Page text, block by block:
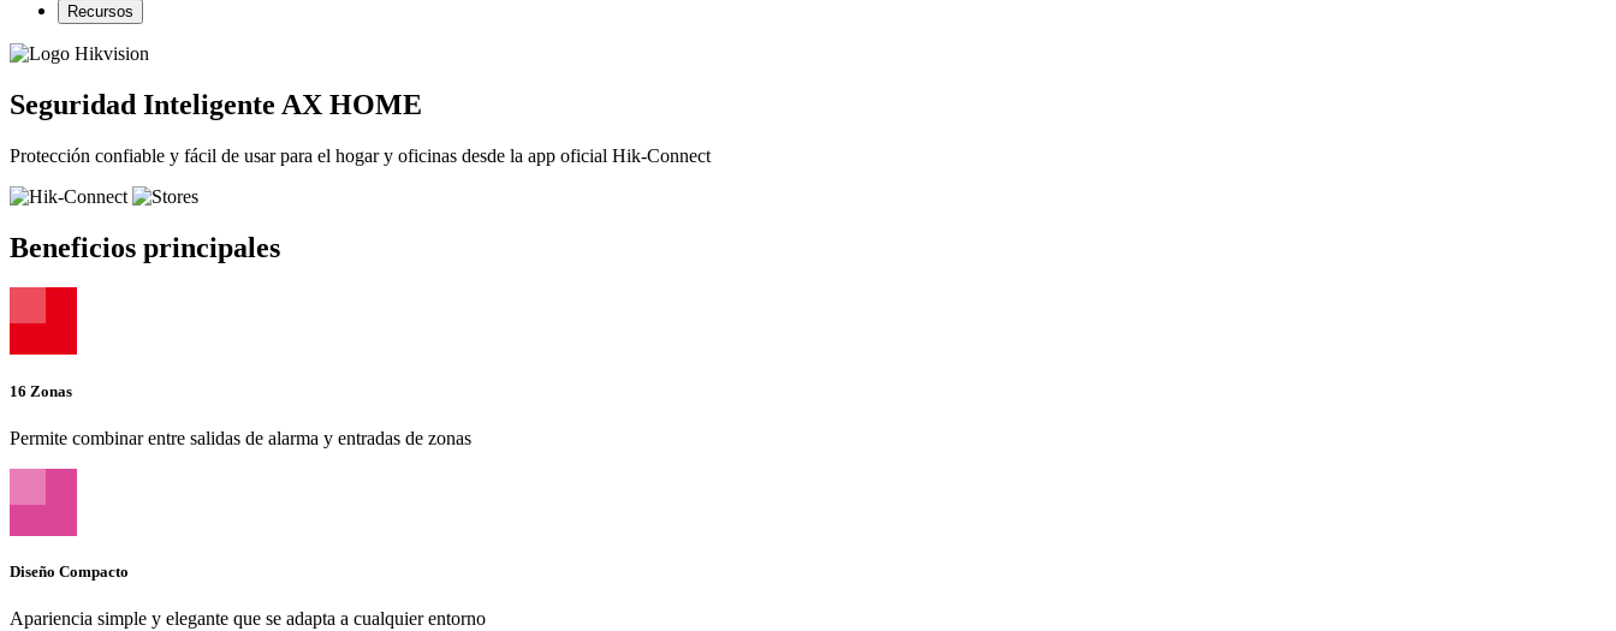
Recursos
Seguridad Inteligente AX HOME
Protección confiable y fácil de usar para el hogar y oficinas desde la app oficial Hik-Connect
Beneficios principales
16 Zonas
Permite combinar entre salidas de alarma y entradas de zonas
Diseño Compacto
Apariencia simple y elegante que se adapta a cualquier entorno